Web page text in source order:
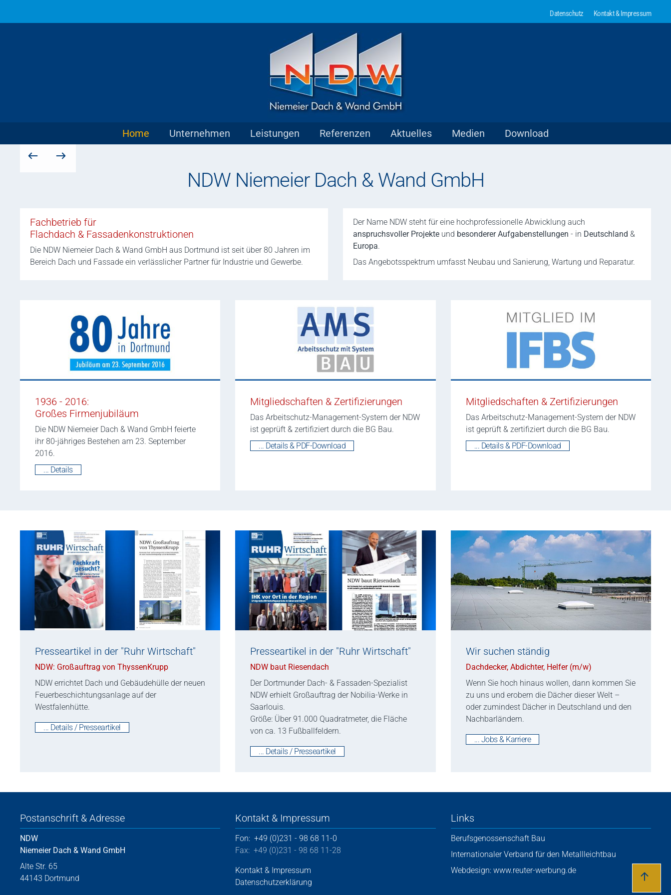
Datenschutz Kontakt & Impressum
Home Unternehmen Leistungen Referenzen Aktuelles Medien Download
NDW Niemeier Dach & Wand GmbH
Fachbetrieb für
Flachdach & Fassadenkonstruktionen
Die NDW Niemeier Dach & Wand GmbH aus Dortmund ist seit über 80 Jahren im
Bereich Dach und Fassade ein verlässlicher Partner für Industrie und Gewerbe.
Der Name NDW steht für eine hochprofessionelle Abwicklung auch
anspruchsvoller Projekte und besonderer Aufgabenstellungen - in Deutschland &
Europa.
Das Angebotsspektrum umfasst Neubau und Sanierung, Wartung und Reparatur.
1936 - 2016:
Großes Firmenjubiläum
Die NDW Niemeier Dach & Wand GmbH feierte
ihr 80-jähriges Bestehen am 23. September
2016.
... Details
Mitgliedschaften & Zertifizierungen
Das Arbeitschutz-Management-System der NDW
ist geprüft & zertifiziert durch die BG Bau.
... Details & PDF-Download
Mitgliedschaften & Zertifizierungen
Das Arbeitschutz-Management-System der NDW
ist geprüft & zertifiziert durch die BG Bau.
... Details & PDF-Download
Presseartikel in der "Ruhr Wirtschaft"
NDW: Großauftrag von ThyssenKrupp
NDW errichtet Dach und Gebäudehülle der neuen
Feuerbeschichtungsanlage auf der
Westfalenhütte.
... Details / Presseartikel
Presseartikel in der "Ruhr Wirtschaft"
NDW baut Riesendach
Der Dortmunder Dach- & Fassaden-Spezialist
NDW erhielt Großauftrag der Nobilia-Werke in
Saarlouis.
Größe: Über 91.000 Quadratmeter, die Fläche
von ca. 13 Fußballfeldern.
... Details / Presseartikel
Wir suchen ständig
Dachdecker, Abdichter, Helfer (m/w)
Wenn Sie hoch hinaus wollen, dann kommen Sie
zu uns und erobern die Dächer dieser Welt –
oder zumindest Dächer in Deutschland und den
Nachbarländern.
... Jobs & Karriere
Postanschrift & Adresse
NDW
Niemeier Dach & Wand GmbH
Alte Str. 65
44143 Dortmund
Kontakt & Impressum
Fon: +49 (0)231 - 98 68 11-0
Fax: +49 (0)231 - 98 68 11-28
Kontakt & Impressum
Datenschutzerklärung
Links
Berufsgenossenschaft Bau
Internationaler Verband für den Metallleichtbau
Webdesign: www.reuter-werbung.de